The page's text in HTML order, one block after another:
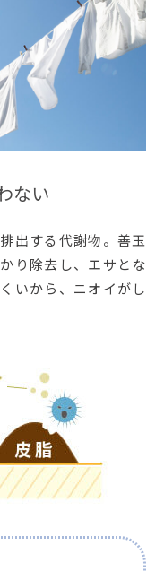
ない
出する代謝物。善玉
り除去し、エサとな
いから、ニオイがし